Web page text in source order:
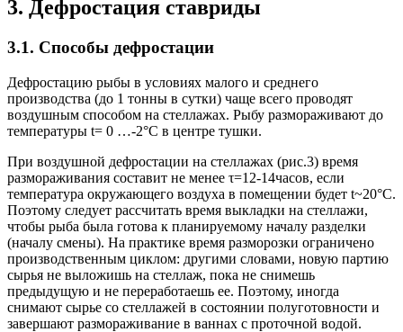
3. Дефростация ставриды
3.1. Способы дефростации
Дефростацию рыбы в условиях малого и среднего
производства (до 1 тонны в сутки) чаще всего проводят
воздушным способом на стеллажах. Рыбу размораживают до
температуры t= 0 …-2°С в центре тушки.
При воздушной дефростации на стеллажах (рис.3) время
размораживания составит не менее τ=12-14часов, если
температура окружающего воздуха в помещении будет t~20°С.
Поэтому следует рассчитать время выкладки на стеллажи,
чтобы рыба была готова к планируемому началу разделки
(началу смены). На практике время разморозки ограничено
производственным циклом: другими словами, новую партию
сырья не выложишь на стеллаж, пока не снимешь
предыдущую и не переработаешь ее. Поэтому, иногда
снимают сырье со стеллажей в состоянии полуготовности и
завершают размораживание в ваннах с проточной водой.